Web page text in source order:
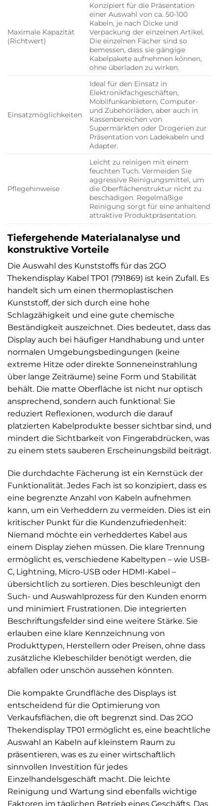
Maximale Kapazität
(Richtwert)
Konzipiert für die Präsentation
einer Auswahl von ca. 50-100
Kabeln, je nach Dicke und
Verpackung der einzelnen Artikel.
Die einzelnen Fächer sind so
bemessen, dass sie gängige
Kabelpakete aufnehmen können,
ohne überladen zu wirken.
Einsatzmöglichkeiten
Ideal für den Einsatz in
Elektronikfachgeschäften,
Mobilfunkanbietern, Computer-
und Zubehörläden, aber auch in
Kassenbereichen von
Supermärkten oder Drogerien zur
Präsentation von Ladekabeln und
Adapter.
Pflegehinweise
Leicht zu reinigen mit einem
feuchten Tuch. Vermeiden Sie
aggressive Reinigungsmittel, um
die Oberflächenstruktur nicht zu
beschädigen. Regelmäßige
Reinigung sorgt für eine anhaltend
attraktive Produktpräsentation.
Tiefergehende Materialanalyse und
konstruktive Vorteile
Die Auswahl des Kunststoffs für das 2GO
Thekendisplay Kabel TP01 (791869) ist kein Zufall. Es
handelt sich um einen thermoplastischen
Kunststoff, der sich durch eine hohe
Schlagzähigkeit und eine gute chemische
Beständigkeit auszeichnet. Dies bedeutet, dass das
Display auch bei häufiger Handhabung und unter
normalen Umgebungsbedingungen (keine
extreme Hitze oder direkte Sonneneinstrahlung
über lange Zeiträume) seine Form und Stabilität
behält. Die matte Oberfläche ist nicht nur optisch
ansprechend, sondern auch funktional: Sie
reduziert Reflexionen, wodurch die darauf
platzierten Kabelprodukte besser sichtbar sind, und
mindert die Sichtbarkeit von Fingerabdrücken, was
zu einem stets sauberen Erscheinungsbild beiträgt.
Die durchdachte Fächerung ist ein Kernstück der
Funktionalität. Jedes Fach ist so konzipiert, dass es
eine begrenzte Anzahl von Kabeln aufnehmen
kann, um ein Verheddern zu vermeiden. Dies ist ein
kritischer Punkt für die Kundenzufriedenheit:
Niemand möchte ein verheddertes Kabel aus
einem Display ziehen müssen. Die klare Trennung
ermöglicht es, verschiedene Kabeltypen – wie USB-
C, Lightning, Micro-USB oder HDMI-Kabel –
übersichtlich zu sortieren. Dies beschleunigt den
Such- und Auswahlprozess für den Kunden enorm
und minimiert Frustrationen. Die integrierten
Beschriftungsfelder sind eine weitere Stärke. Sie
erlauben eine klare Kennzeichnung von
Produkttypen, Herstellern oder Preisen, ohne dass
zusätzliche Klebeschilder benötigt werden, die
abfallen oder unschön aussehen könnten.
Die kompakte Grundfläche des Displays ist
entscheidend für die Optimierung von
Verkaufsflächen, die oft begrenzt sind. Das 2GO
Thekendisplay TP01 ermöglicht es, eine beachtliche
Auswahl an Kabeln auf kleinstem Raum zu
präsentieren, was es zu einer wirtschaftlich
sinnvollen Investition für jedes
Einzelhandelsgeschäft macht. Die leichte
Reinigung und Wartung sind ebenfalls wichtige
Faktoren im täglichen Betrieb eines Geschäfts. Das